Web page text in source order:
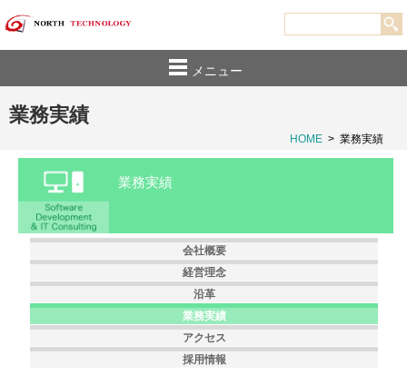
メニュー
業務実績
HOME > 業務実績
業務実績
会社概要
経営理念
沿革
業務実績
アクセス
採用情報